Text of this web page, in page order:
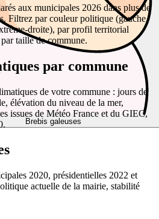
Brebis galeuses
aux municipales 2026 dans plus de
Filtrez par couleur politique (gauche,
droite), par profil territorial
taille de commune.
par commune
de votre commune : jours de
élévation du niveau de la mer,
issues de Météo France et du GIEC,
2020, présidentielles 2022 et
actuelle de la mairie, stabilité